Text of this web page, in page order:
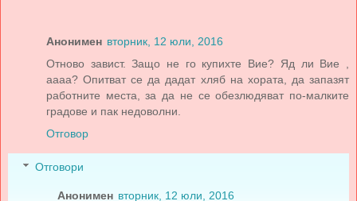
Анонимен вторник, 12 юли, 2016
Отново завист. Защо не го купихте Вие? Яд ли Вие ,
аааа? Опитват се да дадат хляб на хората, да запазят
работните места, за да не се обезлюдяват по-малките
градове и пак недоволни.
Отговор
Отговори
Анонимен вторник, 12 юли, 2016